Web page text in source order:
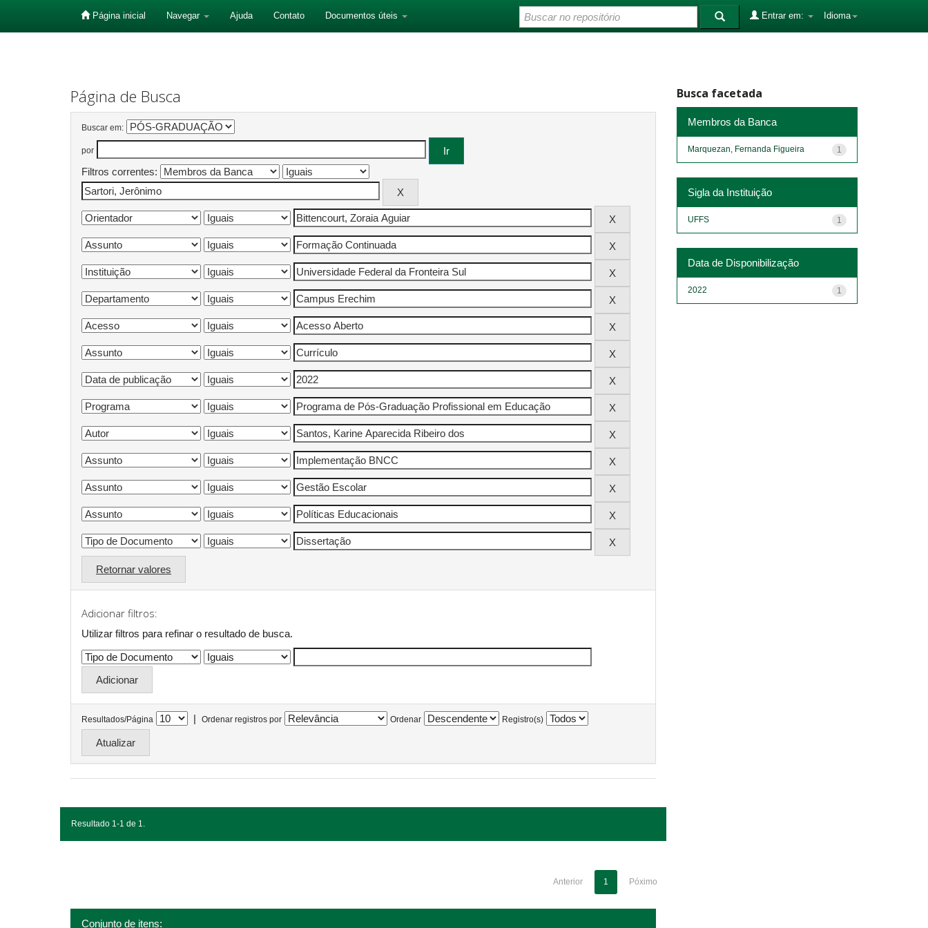
Página inicial Navegar Ajuda Contato Documentos úteis Idioma
Entrar em:
Página de Busca
Buscar em:
por
Filtros correntes:
Retornar valores
Adicionar filtros:
Utilizar filtros para refinar o resultado de busca.
Resultados/Página | Ordenar registros por Ordenar Registro(s)
Resultado 1-1 de 1.
Anterior 1 Póximo
Conjunto de itens:
Busca facetada
Membros da Banca
1
Marquezan, Fernanda Figueira
Sigla da Instituição
1
UFFS
Data de Disponibilização
1
2022